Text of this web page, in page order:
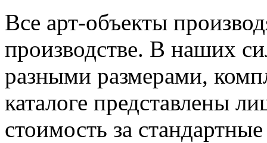
Все арт-объекты
производстве. В наших
разными размерами,
каталоге представлены
стоимость за